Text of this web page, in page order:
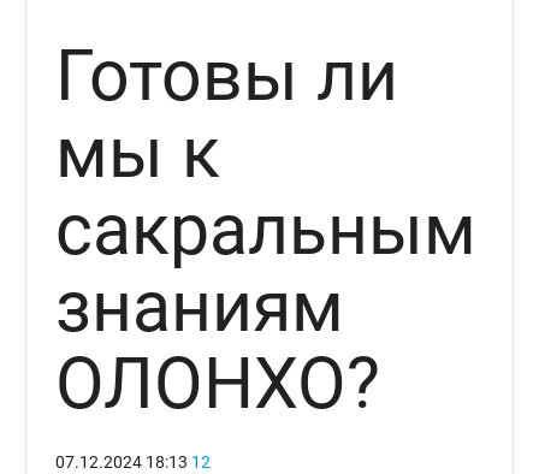
Готовы ли
мы к
сакральным
знаниям
ОЛОНХО?
07.12.2024 18:13 12